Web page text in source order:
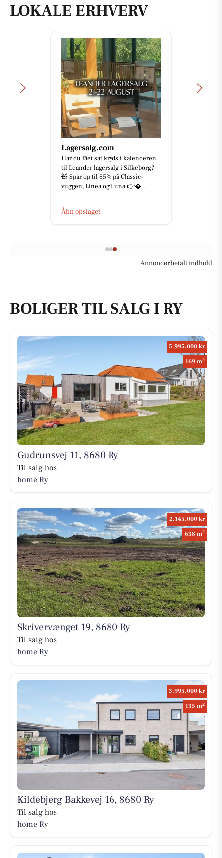
LOKALE ERHVERV
Lagersalg.com
Har du fået sat kryds i kalenderen
til Leander lagersalg i Silkeborg?
🧸 Spar op til 85% på Classic-
vuggen, Linea og Luna 👉...
Åbn opslaget
Annoncørbetalt indhold
BOLIGER TIL SALG I RY
5.995.000 kr
169 m2
Gudrunsvej 11, 8680 Ry
Til salg hos
home Ry
2.145.000 kr
638 m2
Skrivervænget 19, 8680 Ry
Til salg hos
home Ry
3.995.000 kr
135 m2
Kildebjerg Bakkevej 16, 8680 Ry
Til salg hos
home Ry